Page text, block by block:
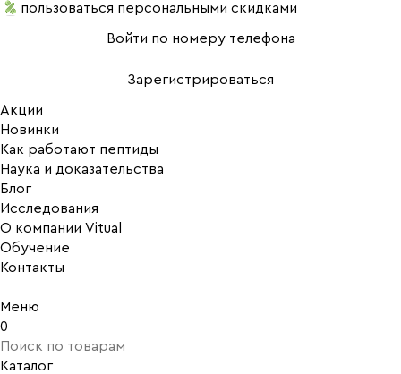
пользоваться персональными скидками
Войти по номеру телефона
Зарегистрироваться
Акции
Новинки
Как работают пептиды
Наука и доказательства
Блог
Исследования
О компании Vitual
Обучение
Контакты
Меню
0
Каталог